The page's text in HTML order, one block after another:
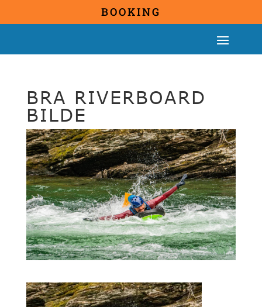
BOOKING
BRA RIVERBOARD
BILDE